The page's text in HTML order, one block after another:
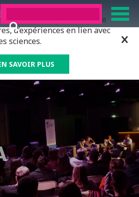
à tous ceux qui ont soif de
d’expériences en lien avec
sciences.
SAVOIR PLUS